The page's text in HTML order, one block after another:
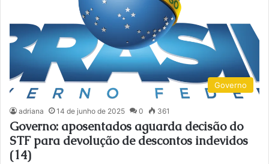
Governo
adriana 14 de junho de 2025 0 361
Governo: aposentados aguarda decisão do
STF para devolução de descontos indevidos
(14)